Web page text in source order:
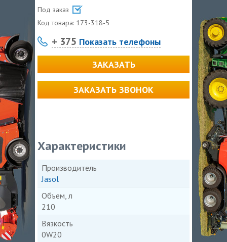
Под заказ
Код товара: 173-318-5
+ 375 Показать телефоны
ЗАКАЗАТЬ
ЗАКАЗАТЬ ЗВОНОК
Характеристики
Производитель
Jasol
Объем, л
210
Вязкость
0W20